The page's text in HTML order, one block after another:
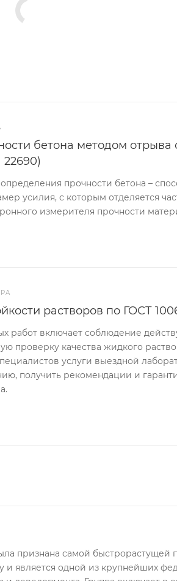
бетона методом отрыва
22690)
прочности бетона –
усилия, с которым отделяется
измерителя прочности
растворов по ГОСТ
работ включает соблюдение
проверку качества жидкого
услуги выездной
получить рекомендации и
признана самой быстрорастущей
и является одной из крупнейших